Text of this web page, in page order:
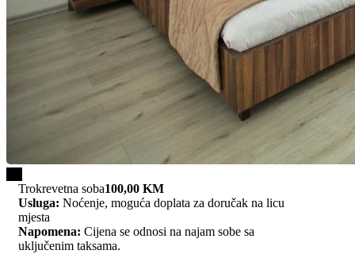
Trokrevetna soba100,00 KM
Usluga: Noćenje, moguća doplata za doručak na licu
mjesta
Napomena: Cijena se odnosi na najam sobe sa
uključenim taksama.